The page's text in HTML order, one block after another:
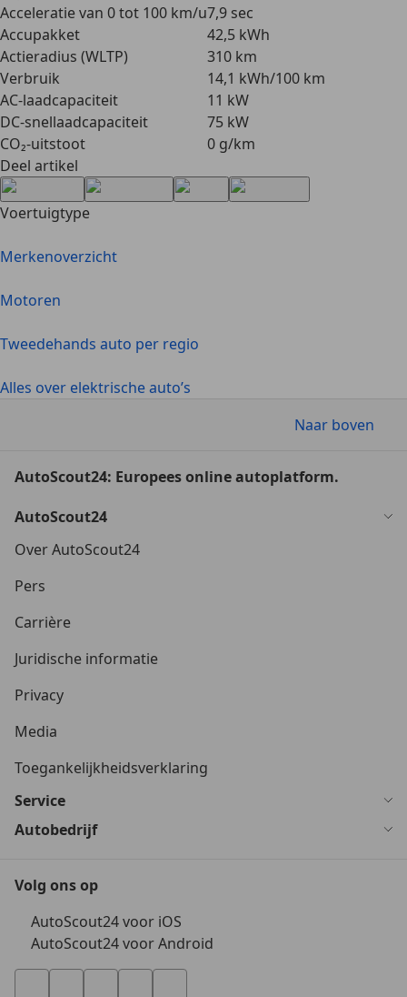
Acceleratie van 0 tot 100 km/u7,9 sec
Accupakket
42,5 kWh
Actieradius (WLTP)
310 km
Verbruik
14,1 kWh/100 km
AC-laadcapaciteit
11 kW
DC-snellaadcapaciteit
75 kW
CO₂-uitstoot
0 g/km
Deel artikel
Voertuigtype
Merkenoverzicht
Motoren
Tweedehands auto per regio
Alles over elektrische auto’s
Naar boven
AutoScout24: Europees online autoplatform.
AutoScout24
Over AutoScout24
Pers
Carrière
Juridische informatie
Privacy
Media
Toegankelijkheidsverklaring
Service
Autobedrijf
Volg ons op
AutoScout24 voor iOS
AutoScout24 voor Android